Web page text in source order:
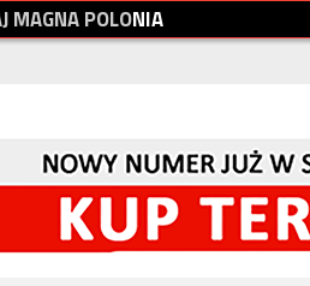
JMAGNAPOLONIA